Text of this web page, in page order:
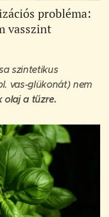
probléma:
vasszint
szintetikus
vas-glükonát) nem
olaj a tűzre.